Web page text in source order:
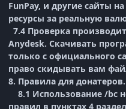
FunPay, и другие сайты
ресурсы за реальную
7.4 Проверка
Anydesk. Скачивать
только с официального
право скидывать вам
8. Правила для донатеров.
8.1 Использование /bc
правил в пунктах 4